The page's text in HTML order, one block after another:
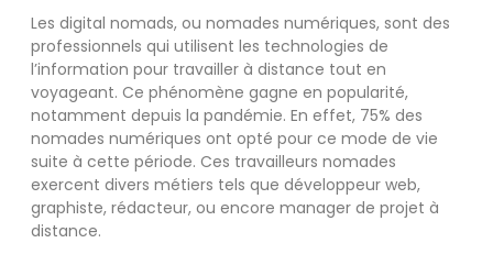
Les digital nomads, ou nomades numériques, sont des
professionnels qui utilisent les technologies de
l’information pour travailler à distance tout en
voyageant. Ce phénomène gagne en popularité,
notamment depuis la pandémie. En effet, 75% des
nomades numériques ont opté pour ce mode de vie
suite à cette période. Ces travailleurs nomades
exercent divers métiers tels que développeur web,
graphiste, rédacteur, ou encore manager de projet à
distance.